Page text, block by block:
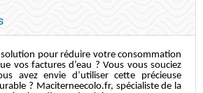
solution pour réduire votre consommation
vos factures d’eau ? Vous vous souciez
avez envie d’utiliser cette précieuse
? Maciterneecolo.fr, spécialiste de la